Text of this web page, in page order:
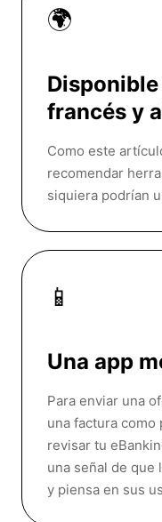
🌍
francés y
Como este
recomendar
siquiera podrían
📱
Una app
Para enviar una
una factura como
revisar tu
una señal de que
y piensa en sus